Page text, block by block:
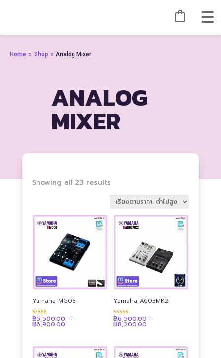
Home » Shop » Analog Mixer
ANALOG
MIXER
Showing all 23 resultsSorted
price:
high
Yamaha MG06
ให้คะแนน
4.92
ตั้งแต่ 1-5
฿5,500.00 –
฿6,900.00Price
฿6,900.00
Yamaha AG03MK2
ให้คะแนน
4.90
ตั้งแต่ 1-5
฿6,500.00 –
฿8,200.00
฿8,200.00